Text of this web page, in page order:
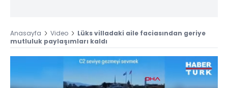
Anasayfa Video
Lüks villadaki aile faciasından geriye
mutluluk paylaşımları kaldı